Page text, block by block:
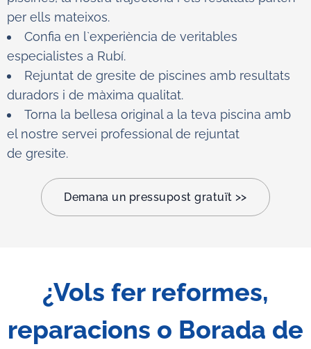
per ells mateixos.
Confia en l`experiència de veritables
especialistes a Rubí.
Rejuntat de gresite de piscines amb resultats
duradors i de màxima qualitat.
Torna la bellesa original a la teva piscina amb
el nostre servei professional de rejuntat
de gresite.
Demana un pressupost gratuït >>
¿Vols fer reformes,
reparacions o Borada de